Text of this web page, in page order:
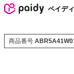
ペイデ
商品番号